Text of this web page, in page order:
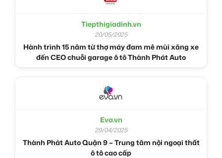
Tiepthigiadinh.vn
20/05/2025
Hành trình 15 năm từ thợ máy đam mê mùi xăng xe
đến CEO chuỗi garage ô tô Thành Phát Auto
Eva.vn
29/04/2025
Thành Phát Auto Quận 9 – Trung tâm nội ngoại thất
ô tô cao cấp